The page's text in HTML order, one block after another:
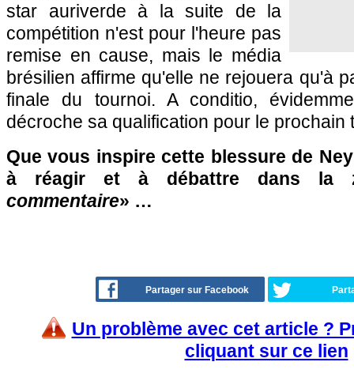
star auriverde à la suite de la
compétition n'est pour l'heure pas
remise en cause, mais le média
brésilien affirme qu'elle ne rejouera qu'à
finale du tournoi. A conditio,
décroche sa qualification pour le prochain
Que vous inspire cette blessure de
à réagir et à débattre dans la
commentaire» …
Partager sur Facebook
Un problème avec cet article ?
cliquant sur ce lien